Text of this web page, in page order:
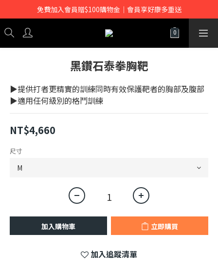
免費加入會員贈$100購物金｜會員享好康多重送
黑鑽石泰拳胸靶
▶提供打者更精實的訓練同時有效保護靶者的胸部及腹部
▶適用任何級別的格鬥訓練
NT$4,660
尺寸
加入購物車 立即購買
加入追蹤清單